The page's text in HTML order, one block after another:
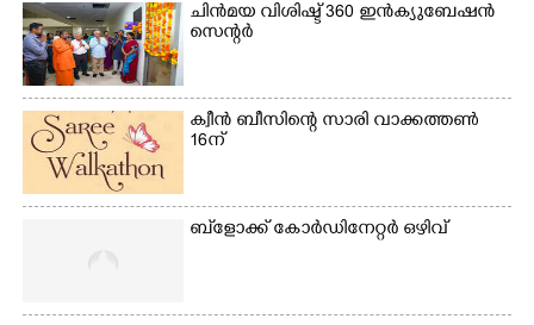
ചിൻമയ വിശിഷ്ട് 360 ഇൻക്യുബേഷൻ
സെന്റർ
ക്വീൻ ബീസിന്റെ സാരി വാക്കത്തൺ
16ന്
ബ്‌ളോക്ക് കോർഡിനേറ്റർ ഒഴിവ്